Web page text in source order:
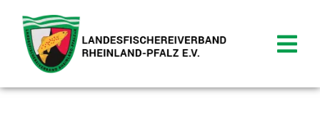
Inhalt
springen
News